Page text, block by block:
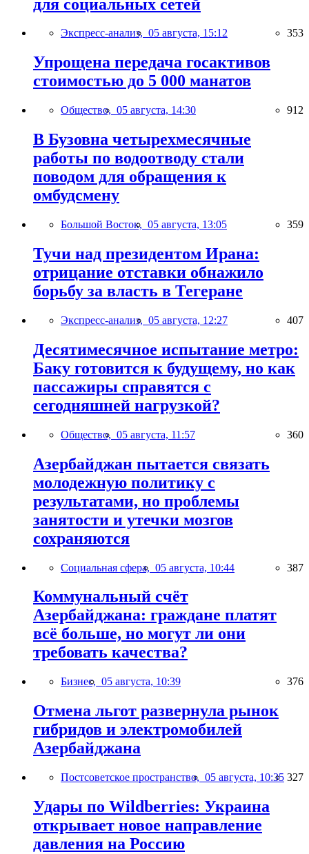
для социальных сетей
Экспресс-анализ, 05 августа, 15:12 353
Упрощена передача госактивов
стоимостью до 5 000 манатов
Общество, 05 августа, 14:30 912
В Бузовна четырехмесячные
работы по водоотводу стали
поводом для обращения к
омбудсмену
Большой Восток, 05 августа, 13:05 359
Тучи над президентом Ирана:
отрицание отставки обнажило
борьбу за власть в Тегеране
Экспресс-анализ, 05 августа, 12:27 407
Десятимесячное испытание метро:
Баку готовится к будущему, но как
пассажиры справятся с
сегодняшней нагрузкой?
Общество, 05 августа, 11:57 360
Азербайджан пытается связать
молодежную политику с
результатами, но проблемы
занятости и утечки мозгов
сохраняются
Социальная сфера, 05 августа, 10:44 387
Коммунальный счёт
Азербайджана: граждане платят
всё больше, но могут ли они
требовать качества?
Бизнес, 05 августа, 10:39 376
Отмена льгот развернула рынок
гибридов и электромобилей
Азербайджана
Постсоветское пространство, 05 августа, 10:35 327
Удары по Wildberries: Украина
открывает новое направление
давления на Россию